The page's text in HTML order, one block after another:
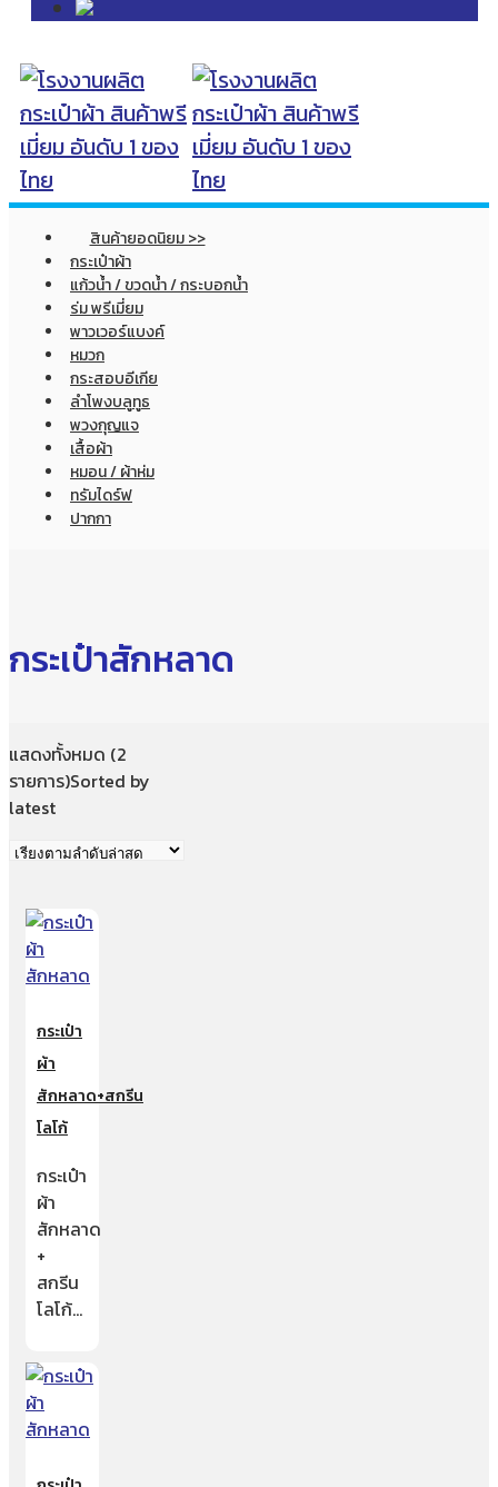
สินค้ายอดนิยม >>
กระเป๋าผ้า
แก้วน้ำ / ขวดน้ำ / กระบอกน้ำ
ร่ม พรีเมี่ยม
พาวเวอร์แบงค์
หมวก
กระสอบอีเกีย
ลำโพงบลูทูธ
พวงกุญแจ
เสื้อผ้า
หมอน / ผ้าห่ม
ทรัมไดร์ฟ
ปากกา
กระเป๋าสักหลาด
แสดงทั้งหมด (2
รายการ)Sorted by
latest
กระเป๋า
ผ้า
สักหลาด+สกรีน
โลโก้
กระเป๋า
ผ้า
สักหลาด
+
สกรีน
โลโก้…